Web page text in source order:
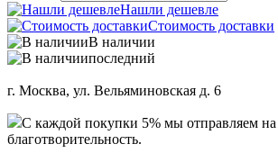
Нашли дешевле
Стоимость доставки
В наличии
последний
г. Москва, ул. Вельяминовская д. 6
C каждой покупки 5% мы отправляем на
благотворительность.